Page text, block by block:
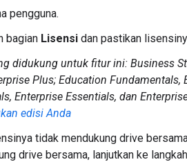
pengguna.
bagian Lisensi dan pastikan
didukung untuk fitur ini: Business
Plus; Education
Enterprise Essentials, dan
edisi Anda
tidak mendukung drive
drive bersama, lanjutkan ke